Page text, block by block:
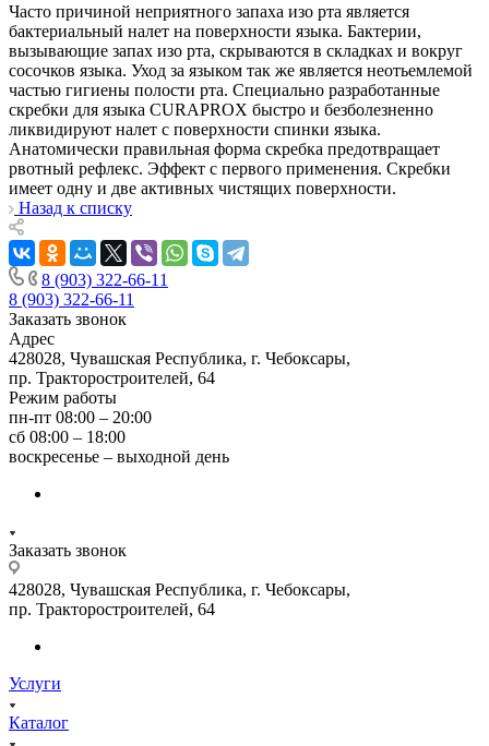
Часто причиной неприятного запаха изо рта является
бактериальный налет на поверхности языка. Бактерии,
вызывающие запах изо рта, скрываются в складках и вокруг
сосочков языка. Уход за языком так же является неотьемлемой
частью гигиены полости рта. Специально разработанные
скребки для языка CURAPROX быстро и безболезненно
ликвидируют налет с поверхности спинки языка.
Анатомически правильная форма скребка предотвращает
рвотный рефлекс. Эффект с первого применения. Скребки
имеет одну и две активных чистящих поверхности.
Назад к списку
8 (903) 322-66-11
8 (903) 322-66-11
Заказать звонок
Адрес
428028, Чувашская Республика, г. Чебоксары,
пр. Тракторостроителей, 64
Режим работы
пн-пт 08:00 – 20:00
сб 08:00 – 18:00
воскресенье – выходной день
Заказать звонок
428028, Чувашская Республика, г. Чебоксары,
пр. Тракторостроителей, 64
Услуги
Каталог